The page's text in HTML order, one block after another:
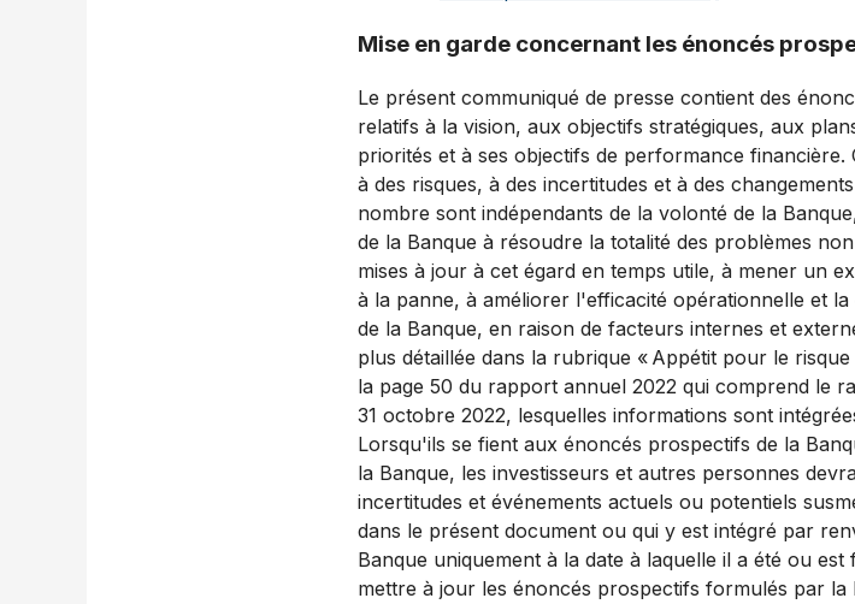
Mise en garde concernant les énoncés
Le présent communiqué de presse contient des
relatifs à la vision, aux objectifs stratégiques, aux
priorités et à ses objectifs de performance financière.
à des risques, à des incertitudes et à des
nombre sont indépendants de la volonté de la
de la Banque à résoudre la totalité des problèmes
mises à jour à cet égard en temps utile, à mener un
à la panne, à améliorer l'efficacité opérationnelle et
de la Banque, en raison de facteurs internes et
plus détaillée dans la rubrique « Appétit pour le
la page 50 du rapport annuel 2022 qui comprend le
31 octobre 2022, lesquelles informations sont
Lorsqu'ils se fient aux énoncés prospectifs de la
la Banque, les investisseurs et autres personnes
incertitudes et événements actuels ou potentiels
dans le présent document ou qui y est intégré par
Banque uniquement à la date à laquelle il a été ou
mettre à jour les énoncés prospectifs formulés par